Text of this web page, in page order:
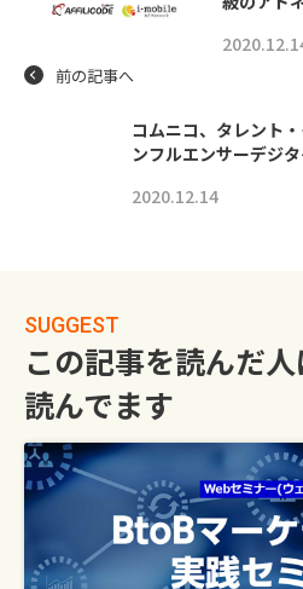
前の記事へ
コムニコ、タレント
ンフルエンサーデジ
2020.12.14
SUGGEST
この記事を読んだ
読んでます